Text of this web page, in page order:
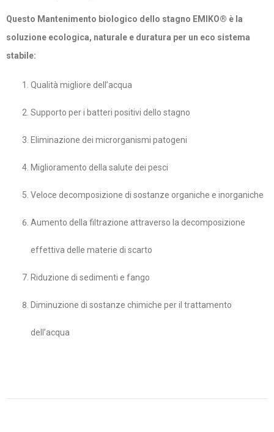
Questo Mantenimento biologico dello stagno EMIKO® è la
soluzione ecologica, naturale e duratura per un eco sistema
stabile:
Qualità migliore dell’acqua
Supporto per i batteri positivi dello stagno
Eliminazione dei microrganismi patogeni
Miglioramento della salute dei pesci
Veloce decomposizione di sostanze organiche e inorganiche
Aumento della filtrazione attraverso la decomposizione
effettiva delle materie di scarto
Riduzione di sedimenti e fango
Diminuzione di sostanze chimiche per il trattamento
dell’acqua